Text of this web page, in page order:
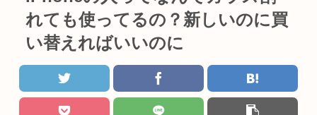
れても使ってるの？新しいのに買
い替えればいいのに